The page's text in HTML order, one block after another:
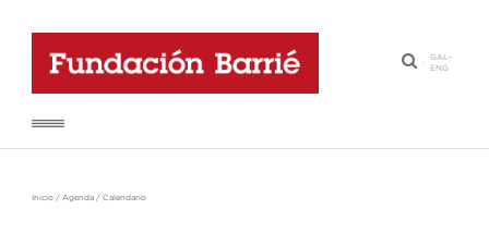
·
GAL-
ENG
Inicio / Agenda / Calendario